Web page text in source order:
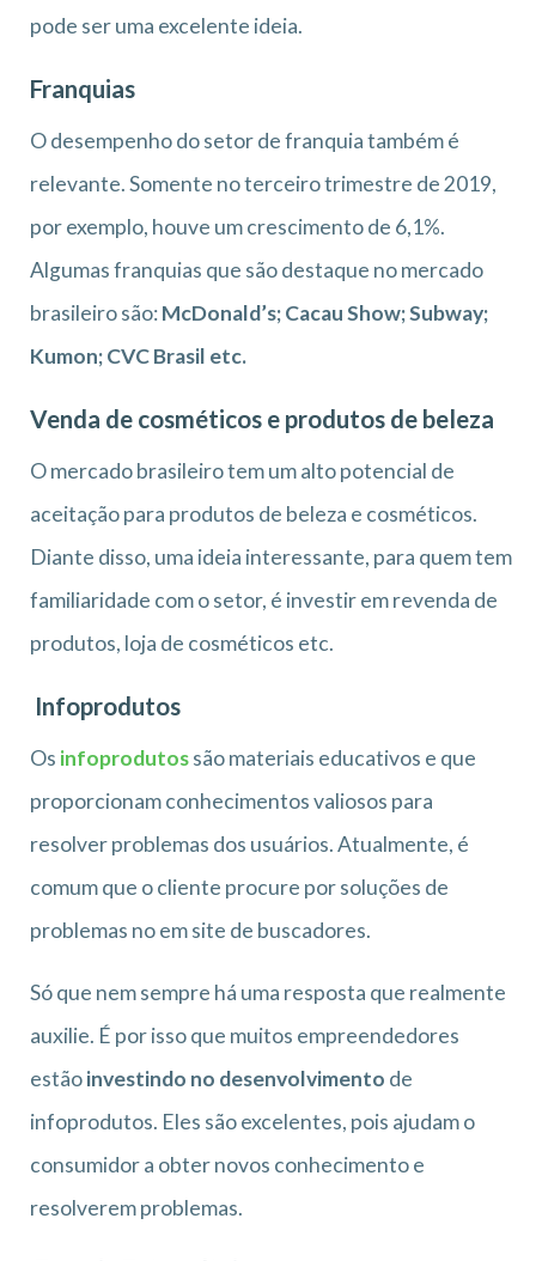
pode ser uma excelente ideia.
Franquias
O desempenho do setor de franquia também é
relevante. Somente no terceiro trimestre de 2019,
por exemplo, houve um crescimento de 6,1%.
Algumas franquias que são destaque no mercado
brasileiro são:McDonald’s; Cacau Show; Subway;
Kumon; CVC Brasil etc.
Venda de cosméticos e produtos de beleza
O mercado brasileiro tem um alto potencial de
aceitação para produtos de beleza e cosméticos.
Diante disso, uma ideia interessante, para quem tem
familiaridade com o setor, é investir em revenda de
produtos, loja de cosméticos etc.
Infoprodutos
Os infoprodutossão materiais educativos e que
proporcionam conhecimentos valiosos para
resolver problemas dos usuários. Atualmente, é
comum que o cliente procure por soluções de
problemas no em site de buscadores.
Só que nem sempre há uma resposta que realmente
auxilie. É por isso que muitos empreendedores
estãoinvestindo no desenvolvimento de
infoprodutos. Eles são excelentes, pois ajudam o
consumidor a obter novos conhecimento e
resolverem problemas.